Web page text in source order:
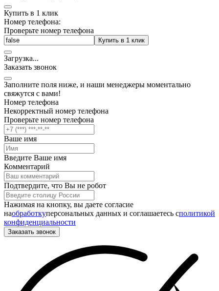
Купить в 1 клик
Номер телефона:
Проверьте номер телефона
Купить в 1 клик
Загрузка...
Заказать звонок
Заполните поля ниже, и наши менеджеры моментально
свяжутся с вами!
Номер телефона
Некорректный номер телефона
Проверьте номер телефона
Ваше имя
Введите Ваше имя
Комментарий
Подтвердите, что Вы не робот
Нажимая на кнопку, вы даете согласие
наобработкуперсональных данных и соглашаетесь cполитикой
конфиденциальности
Заказать звонок